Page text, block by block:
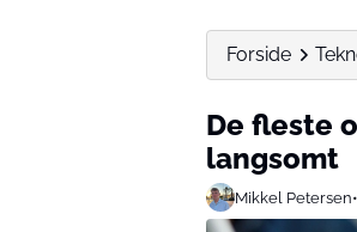
Forside
De fleste
langsomt
Mikkel Petersen•